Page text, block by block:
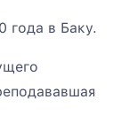
года в Баку.